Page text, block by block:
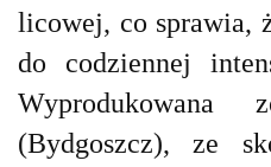
licowej, co sprawia,
do codziennej
Wyprodukowana
(Bydgoszcz), ze